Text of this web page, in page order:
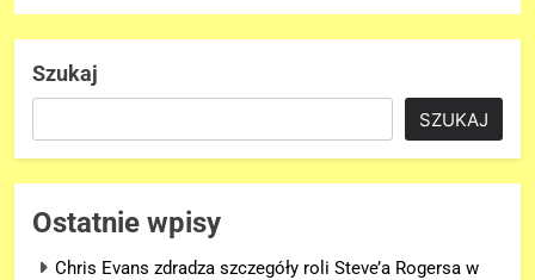
Szukaj
SZUKAJ
Ostatnie wpisy
Chris Evans zdradza szczegóły roli Steve’a Rogersa w
5
Doctora Strange’a w
„AVENGERS: DOOMSDAY”!
FILMY